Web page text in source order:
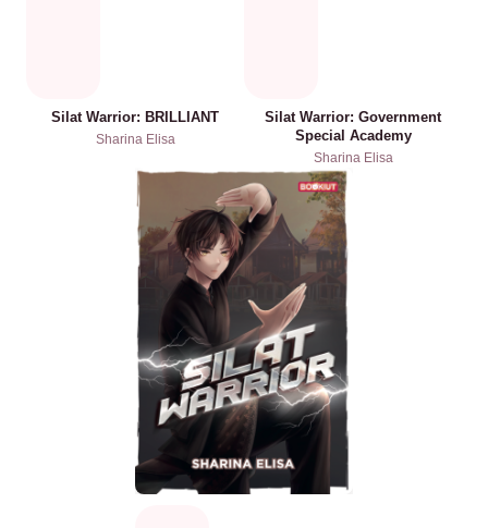
Silat Warrior: BRILLIANT
Sharina Elisa
Silat Warrior: Government
Special Academy
Sharina Elisa